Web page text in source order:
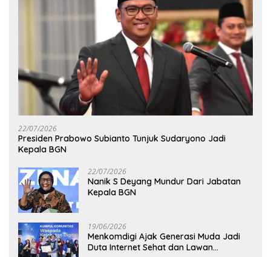
22/07/2026
Presiden Prabowo Subianto Tunjuk Sudaryono Jadi
Kepala BGN
22/07/2026
Nanik S Deyang Mundur Dari Jabatan
Kepala BGN
19/06/2026
Menkomdigi Ajak Generasi Muda Jadi
Duta Internet Sehat dan Lawan